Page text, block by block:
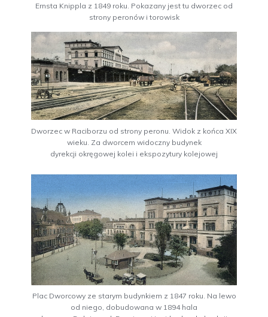
Ernsta Knippla z 1849 roku. Pokazany jest tu dworzec od
strony peronów i torowisk
Dworzec w Raciborzu od strony peronu. Widok z końca XIX
wieku. Za dworcem widoczny budynek
dyrekcji okręgowej kolei i ekspozytury kolejowej
Plac Dworcowy ze starym budynkiem z 1847 roku. Na lewo
od niego, dobudowana w 1894 hala